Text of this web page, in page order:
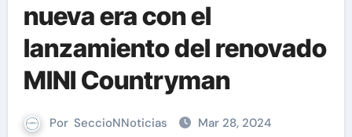
nueva era con el
lanzamiento del renovado
MINI Countryman
Por SeccioNNoticias Mar 28, 2024